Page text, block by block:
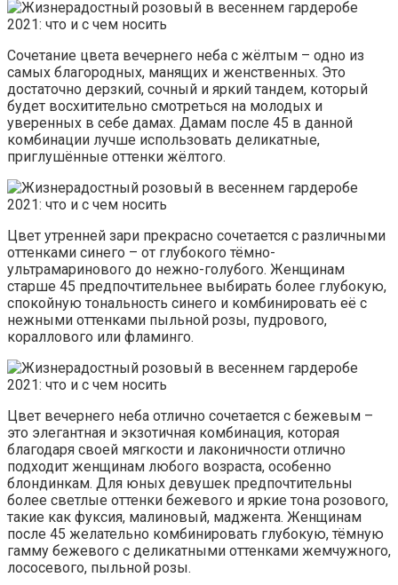
Сочетание цвета вечернего неба с жёлтым – одно из
самых благородных, манящих и женственных. Это
достаточно дерзкий, сочный и яркий тандем, который
будет восхитительно смотреться на молодых и
уверенных в себе дамах. Дамам после 45 в данной
комбинации лучше использовать деликатные,
приглушённые оттенки жёлтого.
Цвет утренней зари прекрасно сочетается с различными
оттенками синего – от глубокого тёмно-
ультрамаринового до нежно-голубого. Женщинам
старше 45 предпочтительнее выбирать более глубокую,
спокойную тональность синего и комбинировать её с
нежными оттенками пыльной розы, пудрового,
кораллового или фламинго.
Цвет вечернего неба отлично сочетается с бежевым –
это элегантная и экзотичная комбинация, которая
благодаря своей мягкости и лаконичности отлично
подходит женщинам любого возраста, особенно
блондинкам. Для юных девушек предпочтительны
более светлые оттенки бежевого и яркие тона розового,
такие как фуксия, малиновый, маджента. Женщинам
после 45 желательно комбинировать глубокую, тёмную
гамму бежевого с деликатными оттенками жемчужного,
лососевого, пыльной розы.